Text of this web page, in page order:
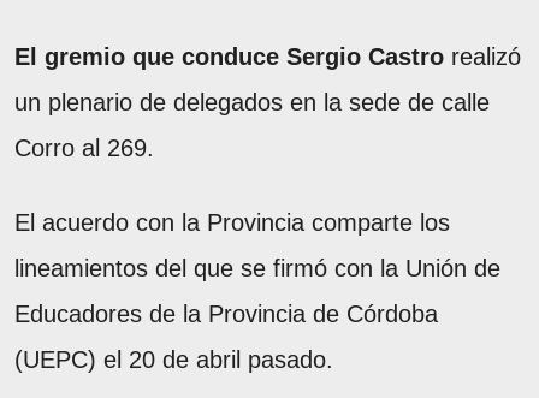
El gremio que conduce Sergio Castro realizó
un plenario de delegados en la sede de calle
Corro al 269.
El acuerdo con la Provincia comparte los
lineamientos del que se firmó con la Unión de
Educadores de la Provincia de Córdoba
(UEPC) el 20 de abril pasado.